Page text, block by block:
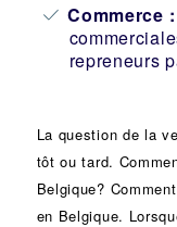
Commerce :
repreneurs
La question de la
tôt ou tard.
Belgique?
en Belgique.